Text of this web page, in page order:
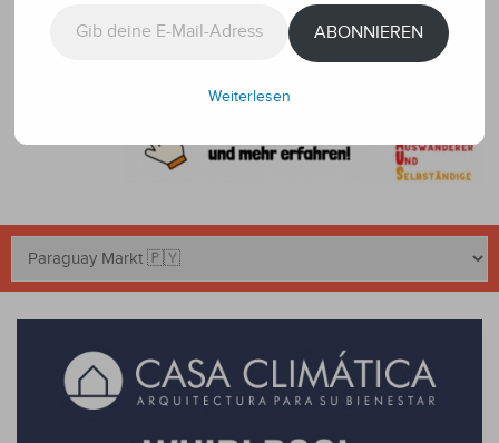
ABONNIEREN
Weiterlesen